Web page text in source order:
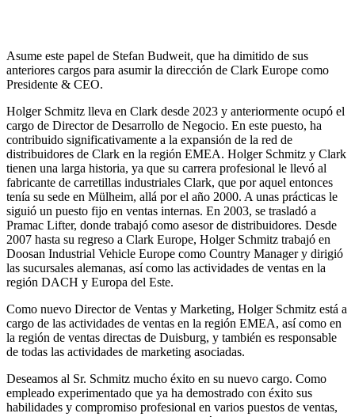
Asume este papel de Stefan Budweit, que ha dimitido de sus
anteriores cargos para asumir la dirección de Clark Europe como
Presidente & CEO.
Holger Schmitz lleva en Clark desde 2023 y anteriormente ocupó el
cargo de Director de Desarrollo de Negocio. En este puesto, ha
contribuido significativamente a la expansión de la red de
distribuidores de Clark en la región EMEA. Holger Schmitz y Clark
tienen una larga historia, ya que su carrera profesional le llevó al
fabricante de carretillas industriales Clark, que por aquel entonces
tenía su sede en Mülheim, allá por el año 2000. A unas prácticas le
siguió un puesto fijo en ventas internas. En 2003, se trasladó a
Pramac Lifter, donde trabajó como asesor de distribuidores. Desde
2007 hasta su regreso a Clark Europe, Holger Schmitz trabajó en
Doosan Industrial Vehicle Europe como Country Manager y dirigió
las sucursales alemanas, así como las actividades de ventas en la
región DACH y Europa del Este.
Como nuevo Director de Ventas y Marketing, Holger Schmitz está a
cargo de las actividades de ventas en la región EMEA, así como en
la región de ventas directas de Duisburg, y también es responsable
de todas las actividades de marketing asociadas.
Deseamos al Sr. Schmitz mucho éxito en su nuevo cargo. Como
empleado experimentado que ya ha demostrado con éxito sus
habilidades y compromiso profesional en varios puestos de ventas,